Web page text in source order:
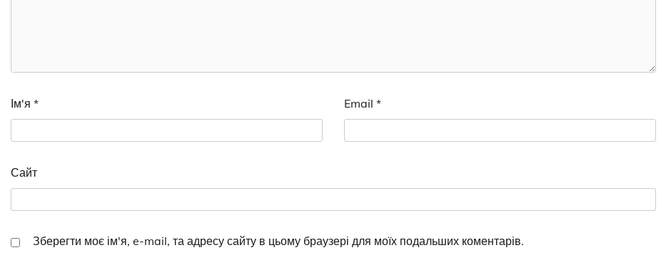
Ім'я * Email *
Сайт
Зберегти моє ім'я, e-mail, та адресу сайту в цьому браузері для моїх подальших коментарів.